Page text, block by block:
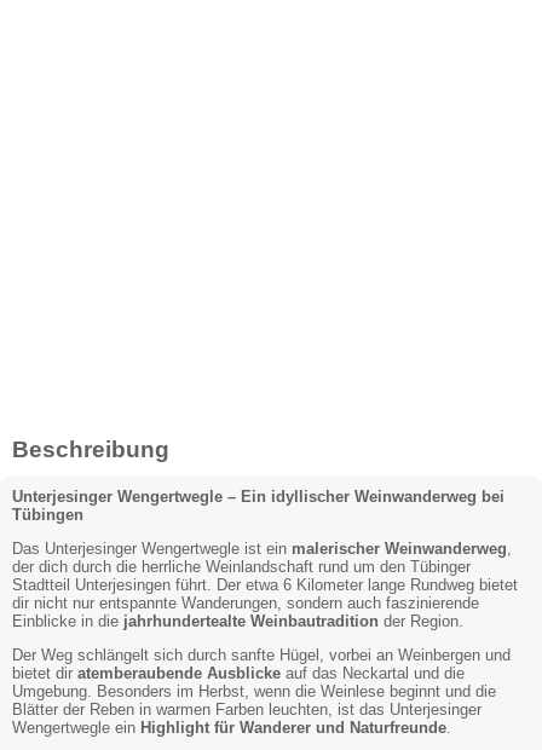
Beschreibung
Unterjesinger Wengertwegle – Ein idyllischer Weinwanderweg bei
Tübingen
Das Unterjesinger Wengertwegle ist ein malerischer Weinwanderweg
der dich durch die herrliche Weinlandschaft rund um den Tübinger
Stadtteil Unterjesingen führt. Der etwa 6 Kilometer lange Rundweg bietet
dir nicht nur entspannte Wanderungen, sondern auch faszinierende
Einblicke in die jahrhundertealte Weinbautradition der Region.
Der Weg schlängelt sich durch sanfte Hügel, vorbei an Weinbergen und
bietet dir atemberaubende Ausblicke auf das Neckartal und die
Umgebung. Besonders im Herbst, wenn die Weinlese beginnt und die
Blätter der Reben in warmen Farben leuchten, ist das Unterjesinger
Wengertwegle ein Highlight für Wanderer und Naturfreunde